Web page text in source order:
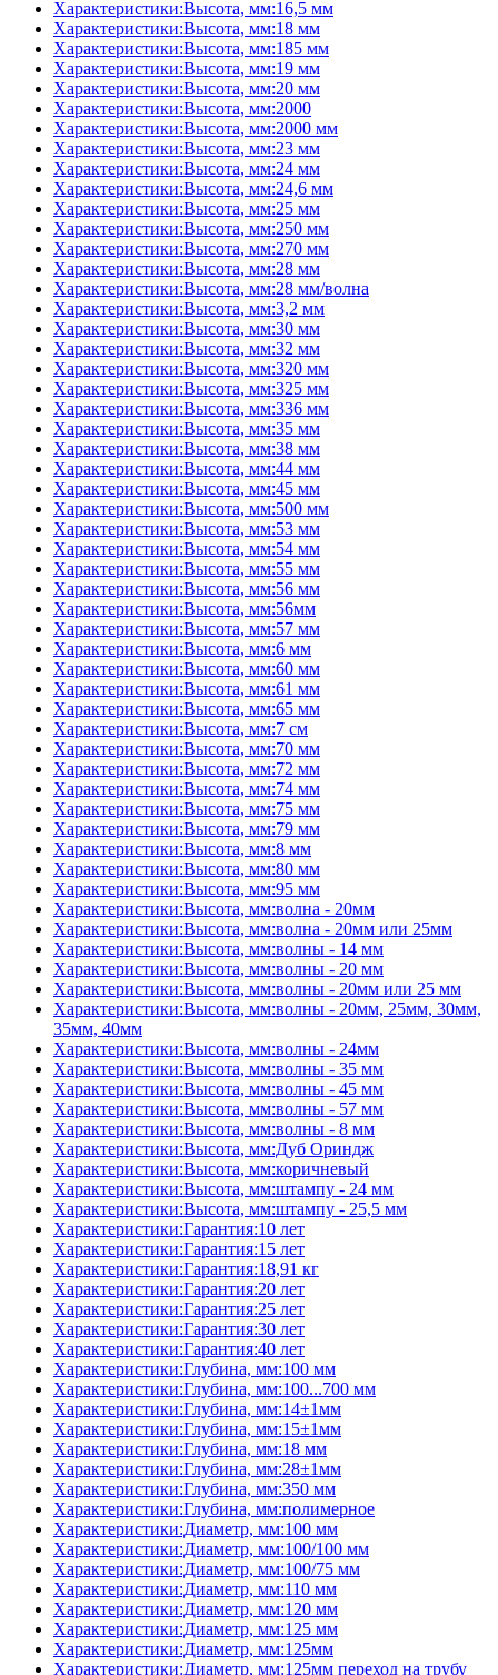
Характеристики:Высота, мм:16,5 мм
Характеристики:Высота, мм:18 мм
Характеристики:Высота, мм:185 мм
Характеристики:Высота, мм:19 мм
Характеристики:Высота, мм:20 мм
Характеристики:Высота, мм:2000
Характеристики:Высота, мм:2000 мм
Характеристики:Высота, мм:23 мм
Характеристики:Высота, мм:24 мм
Характеристики:Высота, мм:24,6 мм
Характеристики:Высота, мм:25 мм
Характеристики:Высота, мм:250 мм
Характеристики:Высота, мм:270 мм
Характеристики:Высота, мм:28 мм
Характеристики:Высота, мм:28 мм/волна
Характеристики:Высота, мм:3,2 мм
Характеристики:Высота, мм:30 мм
Характеристики:Высота, мм:32 мм
Характеристики:Высота, мм:320 мм
Характеристики:Высота, мм:325 мм
Характеристики:Высота, мм:336 мм
Характеристики:Высота, мм:35 мм
Характеристики:Высота, мм:38 мм
Характеристики:Высота, мм:44 мм
Характеристики:Высота, мм:45 мм
Характеристики:Высота, мм:500 мм
Характеристики:Высота, мм:53 мм
Характеристики:Высота, мм:54 мм
Характеристики:Высота, мм:55 мм
Характеристики:Высота, мм:56 мм
Характеристики:Высота, мм:56мм
Характеристики:Высота, мм:57 мм
Характеристики:Высота, мм:6 мм
Характеристики:Высота, мм:60 мм
Характеристики:Высота, мм:61 мм
Характеристики:Высота, мм:65 мм
Характеристики:Высота, мм:7 см
Характеристики:Высота, мм:70 мм
Характеристики:Высота, мм:72 мм
Характеристики:Высота, мм:74 мм
Характеристики:Высота, мм:75 мм
Характеристики:Высота, мм:79 мм
Характеристики:Высота, мм:8 мм
Характеристики:Высота, мм:80 мм
Характеристики:Высота, мм:95 мм
Характеристики:Высота, мм:волна - 20мм
Характеристики:Высота, мм:волна - 20мм или 25мм
Характеристики:Высота, мм:волны - 14 мм
Характеристики:Высота, мм:волны - 20 мм
Характеристики:Высота, мм:волны - 20мм или 25 мм
Характеристики:Высота, мм:волны - 20мм, 25мм, 30мм,
35мм, 40мм
Характеристики:Высота, мм:волны - 24мм
Характеристики:Высота, мм:волны - 35 мм
Характеристики:Высота, мм:волны - 45 мм
Характеристики:Высота, мм:волны - 57 мм
Характеристики:Высота, мм:волны - 8 мм
Характеристики:Высота, мм:Дуб Ориндж
Характеристики:Высота, мм:коричневый
Характеристики:Высота, мм:штампу - 24 мм
Характеристики:Высота, мм:штампу - 25,5 мм
Характеристики:Гарантия:10 лет
Характеристики:Гарантия:15 лет
Характеристики:Гарантия:18,91 кг
Характеристики:Гарантия:20 лет
Характеристики:Гарантия:25 лет
Характеристики:Гарантия:30 лет
Характеристики:Гарантия:40 лет
Характеристики:Глубина, мм:100 мм
Характеристики:Глубина, мм:100...700 мм
Характеристики:Глубина, мм:14±1мм
Характеристики:Глубина, мм:15±1мм
Характеристики:Глубина, мм:18 мм
Характеристики:Глубина, мм:28±1мм
Характеристики:Глубина, мм:350 мм
Характеристики:Глубина, мм:полимерное
Характеристики:Диаметр, мм:100 мм
Характеристики:Диаметр, мм:100/100 мм
Характеристики:Диаметр, мм:100/75 мм
Характеристики:Диаметр, мм:110 мм
Характеристики:Диаметр, мм:120 мм
Характеристики:Диаметр, мм:125 мм
Характеристики:Диаметр, мм:125мм
Характеристики:Диаметр, мм:125мм переход на трубу